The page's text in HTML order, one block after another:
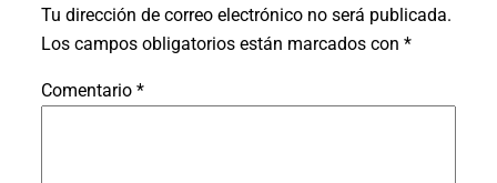
Tu dirección de correo electrónico no será publicada.
Los campos obligatorios están marcados con *
Comentario *